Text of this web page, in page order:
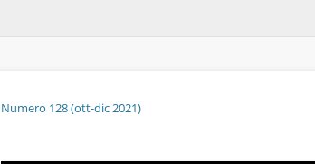
Numero 128 (ott-dic 2021)